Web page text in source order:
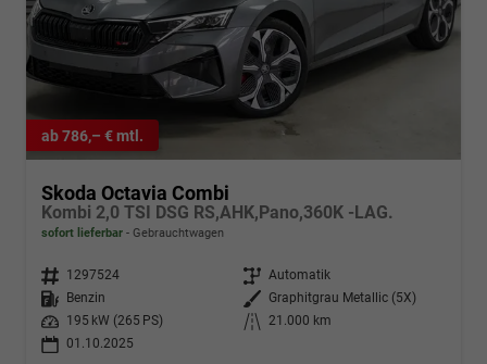
ab 786,– € mtl.
Skoda Octavia Combi
Kombi 2,0 TSI DSG RS,AHK,Pano,360K -LAG.
sofort lieferbar Gebrauchtwagen
Fahrzeugnr. 1297524 Getriebe Automatik
Kraftstoff
Benzin Außenfarbe
Graphitgrau Metallic (5X)
Leistung
195 kW (265 PS) Kilometerstand
21.000 km
01.10.2025